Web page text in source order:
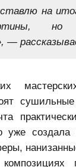
на
но
—
уже